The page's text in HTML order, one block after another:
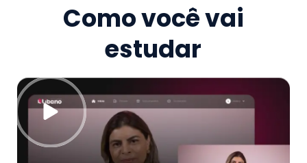
Como você vai
estudar